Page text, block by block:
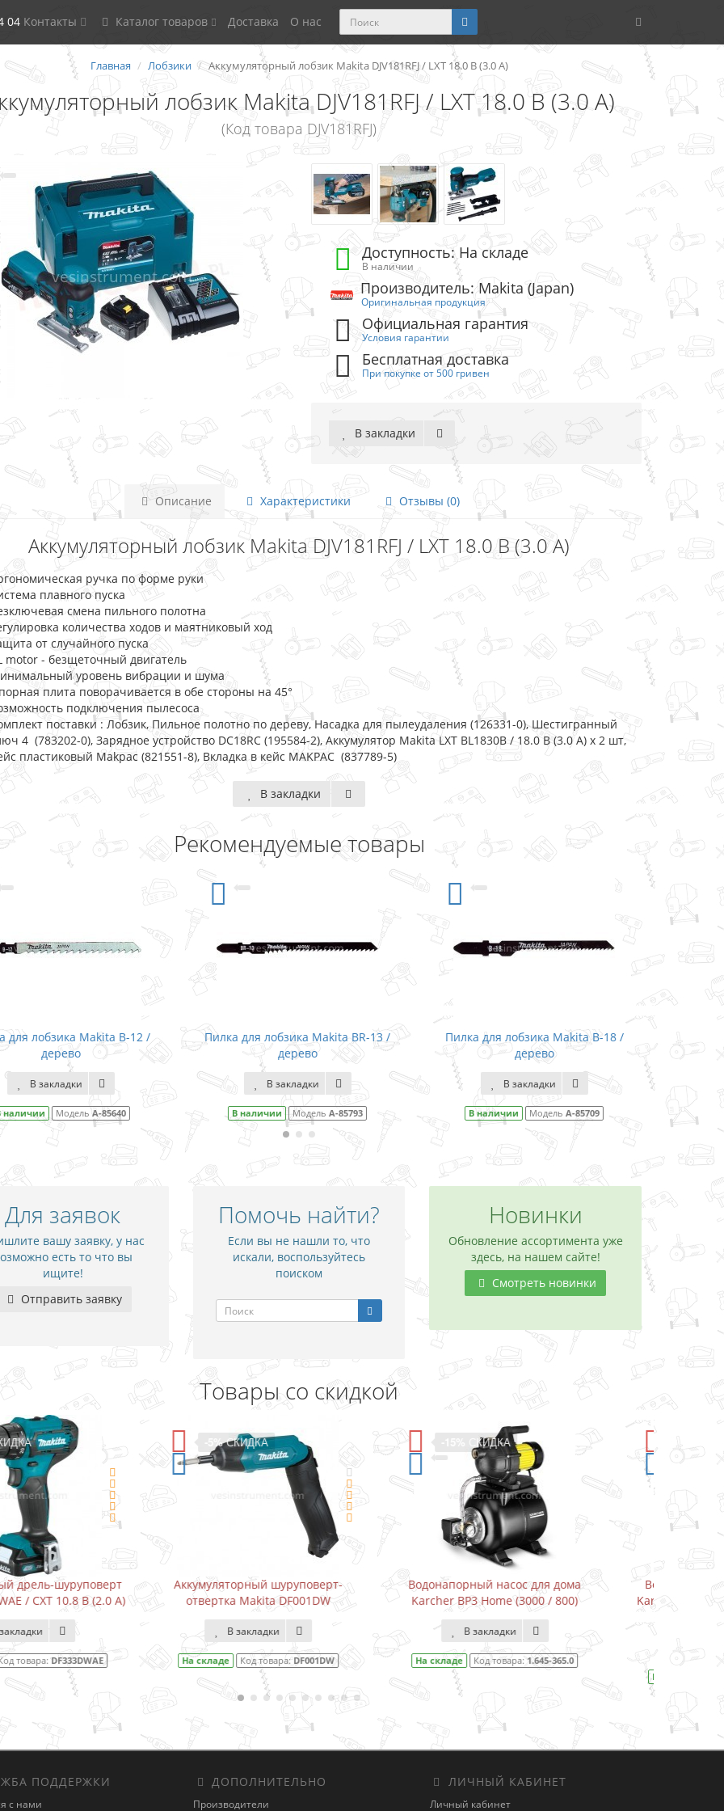
04 Контакты Каталог товаров Доставка О нас
Главная Лобзики Аккумуляторный лобзик Makita DJV181RFJ / LXT 18.0 В (3.0 А)
лобзик Makita DJV181RFJ / LXT 18.0 В (3.0 А)
(Код товара DJV181RFJ)
Доступность: На складе
В наличии
Производитель: Makita (Japan)
Оригинальная продукция
Официальная гарантия
Условия гарантии
Бесплатная доставка
При покупке от 500 гривен
В закладки
Описание Характеристики Отзывы (0)
Аккумуляторный лобзик Makita DJV181RFJ / LXT 18.0 В (3.0 А)
ручка по форме руки
плавного пуска
смена пильного полотна
количества ходов и маятниковый ход
от случайного пуска
motor - безщеточный двигатель
уровень вибрации и шума
плита поворачивается в обе стороны на 45°
подключения пылесоса
поставки : Лобзик, Пильное полотно по дереву, Насадка для пылеудаления (126331-0), Шестигранный
4 (783202-0), Зарядное устройство DC18RC (195584-2), Аккумулятор Makita LXT BL1830B / 18.0 В (3.0 А) х 2 шт,
пластиковый Makpac (821551-8), Вкладка в кейс MAKPAC (837789-5)
В закладки
Рекомендуемые товары
для лобзика Makita BR-13 /
дерево
В закладки
В наличии МодельA-85793
Пилка для лобзика Makita B-18 /
дерево
В закладки
В наличии МодельA-85709
Пилка для лобзика Makita B-19 /
дерево
В закладки
В наличии МодельA-85715
Для заявок
вашу заявку, у нас
есть то что вы
ищите!
Отправить заявку
Помочь найти?
Если вы не нашли то, что
искали, воспользуйтесь
поиском
Новинки
Обновление ассортимента уже
здесь, на нашем сайте!
Смотреть новинки
Товары со скидкой
-5%СКИДКА
шуруповерт-
Makita DF001DW
В закладки
Код товара:DF001DW
-15%СКИДКА
Водонапорный насос для дома
Karcher BP3 Home (3000 / 800)
В закладки
На складе Код товара:1.645-365.0
-11%СКИДКА
Водонапорный насос для дома
Karcher BP3 Home&Garden (3300 /
В закладки
На складе 1.645-353.0
На
ПОДДЕРЖКИ
с нами
ДОПОЛНИТЕЛЬНО
Производители
ЛИЧНЫЙ КАБИНЕТ
Личный кабинет